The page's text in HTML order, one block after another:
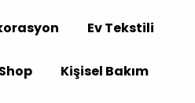
Ev Tekstili
Kişisel Bakım